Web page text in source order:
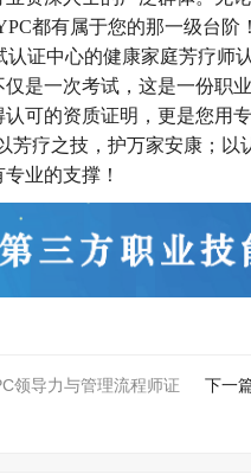
都有属于您的那一级台阶！
认证中心的健康家庭芳疗师
是一次考试，这是一份职
可的资质证明，更是您用
芳疗之技，护万家安康；
业的支撑！
领导力与管理流程师证
下一